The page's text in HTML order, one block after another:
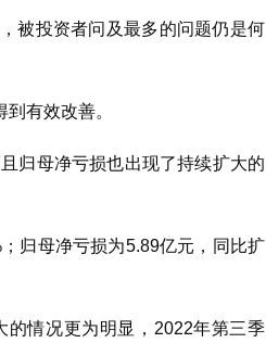
被投资者问及最多的问题仍是何
有效改善。
归母净亏损也出现了持续扩大的
归母净亏损为5.89亿元，同比扩
情况更为明显，2022年第三季